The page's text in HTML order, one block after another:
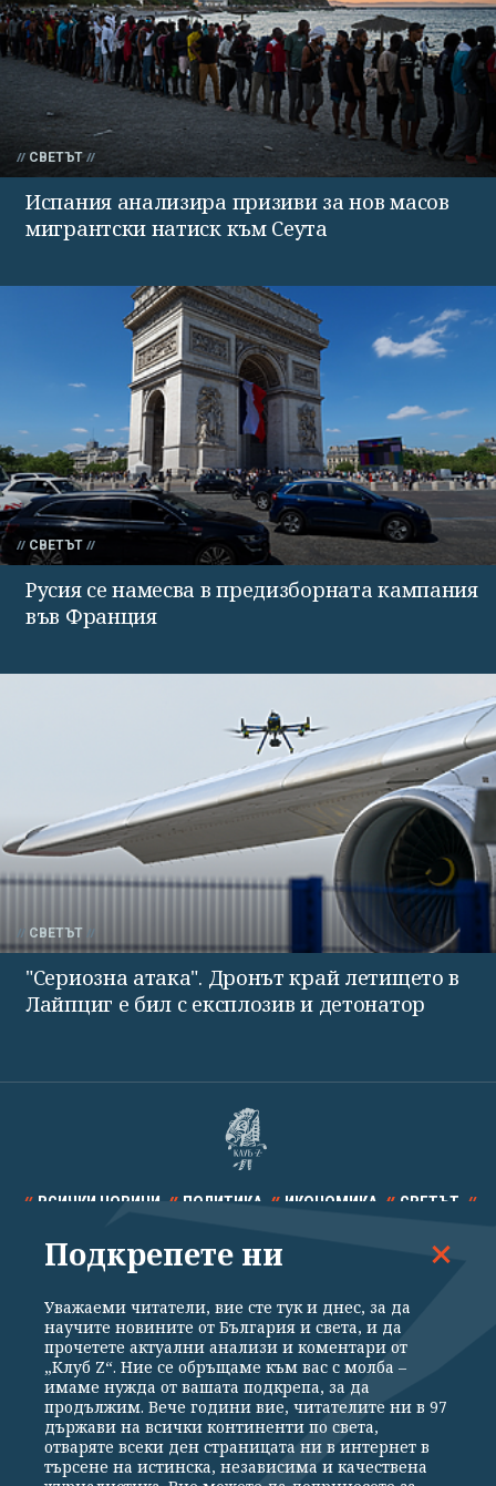
СВЕТЪТ
Испания анализира призиви за нов масов
мигрантски натиск към Сеута
СВЕТЪТ
Русия се намесва в предизборната кампания
във Франция
СВЕТЪТ
"Сериозна атака". Дронът край летището в
Лайпциг е бил с експлозив и детонатор
ВСИЧКИ НОВИНИ ПОЛИТИКА ИКОНОМИКА СВЕТЪТ
СПОРТ КУЛТУРА ТЕХНОЛОГИИ КАЛЕЙДОСКОП
Общи условия
Политика за поверителност
Реклама
Партньори Контакти
За Клуб Z
Екип
Подкрепете ни
Подкрепете ни
Уважаеми читатели, вие сте тук и днес, за да
научите новините от България и света, и да
прочетете актуални анализи и коментари от
„Клуб Z“. Ние се обръщаме към вас с молба –
имаме нужда от вашата подкрепа, за да
продължим. Вече години вие, читателите ни в 97
държави на всички континенти по света,
отваряте всеки ден страницата ни в интернет в
търсене на истинска, независима и качествена